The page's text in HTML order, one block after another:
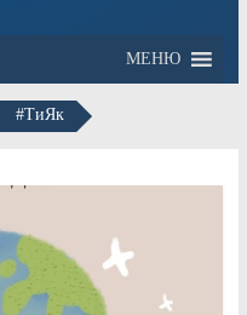
МЕНЮ
#ТиЯк